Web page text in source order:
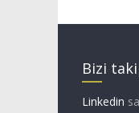
Bizi
Linkedin